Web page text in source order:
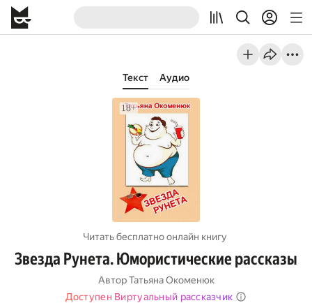
Текст Аудио
Читать бесплатно онлайн книгу
Звезда Рунета. Юмористические рассказы
Автор Татьяна Окоменюк
Доступен Виртуальный рассказчик